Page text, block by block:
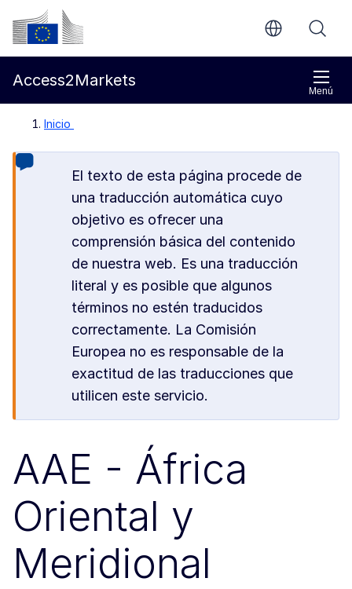
Ir al contenido principal
Comisión Europea
Menú
Access2Markets
Inicio
El texto de esta página procede de
una traducción automática cuyo
objetivo es ofrecer una
comprensión básica del contenido
de nuestra web. Es una traducción
literal y es posible que algunos
términos no estén traducidos
correctamente. La Comisión
Europea no es responsable de la
exactitud de las traducciones que
utilicen este servicio.
AAE - África
Oriental y
Meridional